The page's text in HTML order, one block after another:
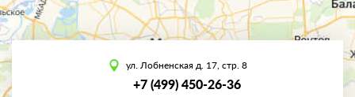
ул. Лобненская д. 17, стр. 8
+7 (499) 450-26-36